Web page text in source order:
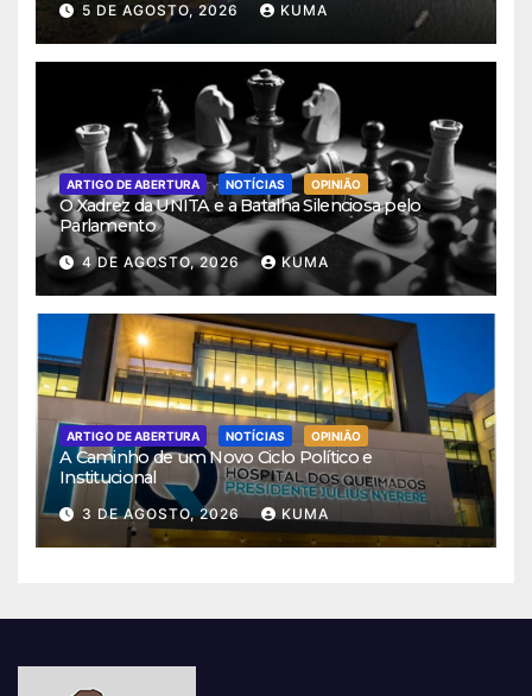
5 DE AGOSTO, 2026 KUMA
ARTIGO DE ABERTURA NOTÍCIAS OPINIÃO
O Xadrez da UNITA e a Batalha Silenciosa pelo
Parlamento
4 DE AGOSTO, 2026 KUMA
ARTIGO DE ABERTURA NOTÍCIAS OPINIÃO
A Caminho de um Novo Ciclo Político e
Institucional
3 DE AGOSTO, 2026 KUMA